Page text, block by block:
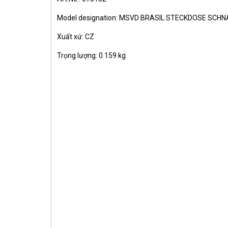
Model designation: MSVD BRASIL.STECKDOSE
Xuất xứ: CZ
Trọng lượng: 0.159 kg